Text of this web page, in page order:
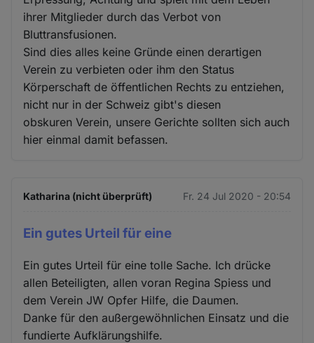
ihrer Mitglieder durch das Verbot von
Bluttransfusionen.
Sind dies alles keine Gründe einen derartigen
Verein zu verbieten oder ihm den Status
Körperschaft de öffentlichen Rechts zu entziehen,
nicht nur in der Schweiz gibt's diesen
obskuren Verein, unsere Gerichte sollten sich auch
hier einmal damit befassen.
Katharina (nicht überprüft) Fr. 24 Jul 2020 - 20:54
Ein gutes Urteil für eine
Ein gutes Urteil für eine tolle Sache. Ich drücke
allen Beteiligten, allen voran Regina Spiess und
dem Verein JW Opfer Hilfe, die Daumen.
Danke für den außergewöhnlichen Einsatz und die
fundierte Aufklärungshilfe.